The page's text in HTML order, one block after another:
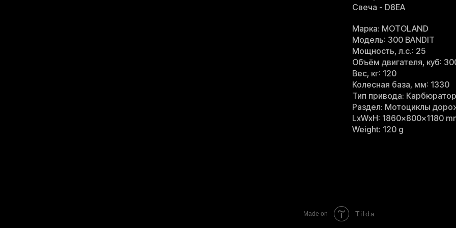
Свеча - D8EA
Марка: MOTOLAND
Модель: 300 BANDIT
Мощность, л.с.: 25
Объём двигателя, куб:
Вес, кг: 120
Колесная база, мм: 1330
Тип привода: Карбюратор
Раздел: Мотоциклы
LxWxH: 1860x800x1180
Weight: 120 g
Made on Tilda